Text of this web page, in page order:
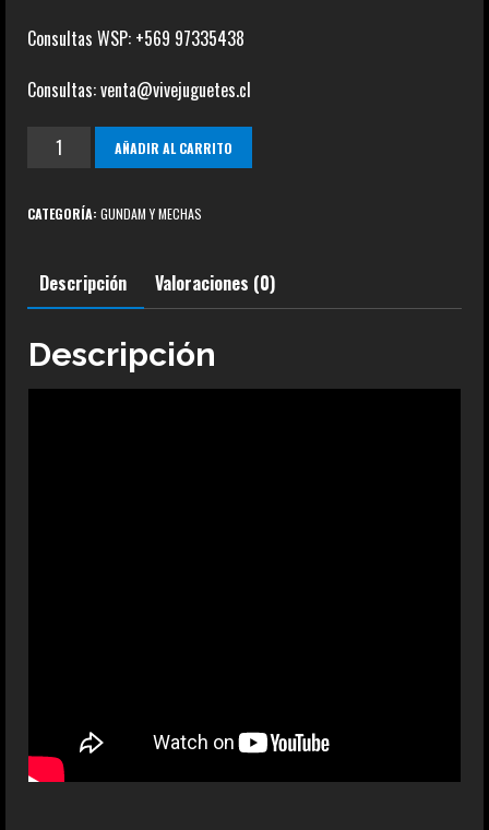
Consultas WSP: +569 97335438
Consultas: venta@vivejuguetes.cl
Gundam
SR
AÑADIR AL CARRITO
CATEGORÍA: GUNDAM Y MECHAS
Descripción Valoraciones (0)
Descripción